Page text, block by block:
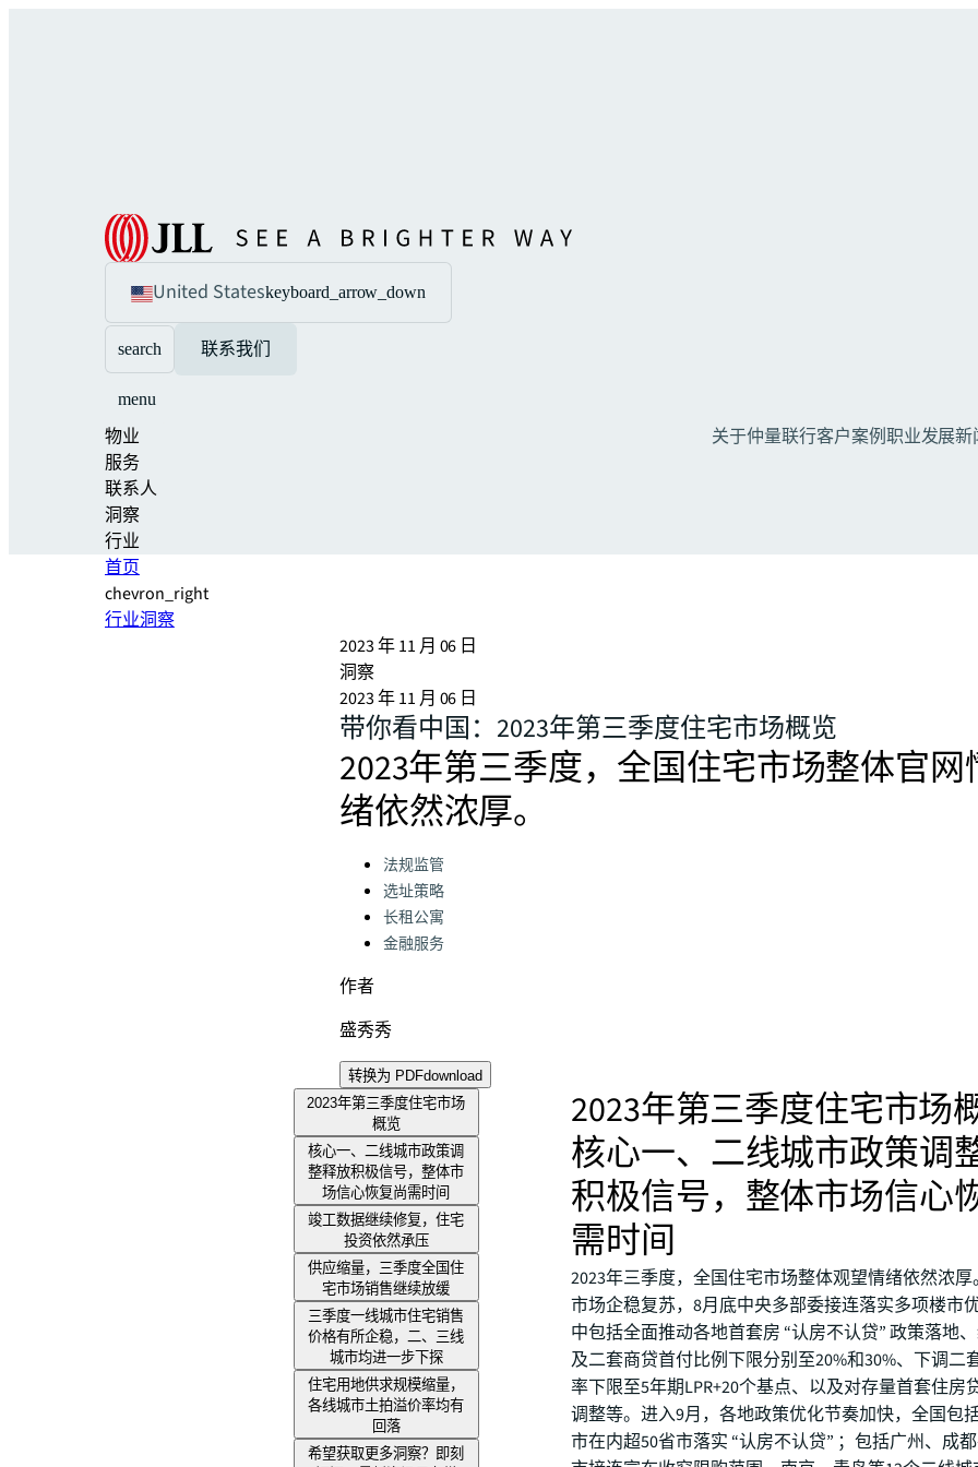
United Stateskeyboard_arrow_down
search 联系我们
menu
物业
服务
联系人
洞察
行业
关于仲量联行客户案例职业发展新
首页
chevron_right
行业洞察
2023 年 11 月 06 日
洞察
2023 年 11 月 06 日
带你看中国：2023年第三季度住宅市场概览
2023年第三季度，全国住宅市场整体官网
绪依然浓厚。
Categories:
法规监管
选址策略
长租公寓
金融服务
作者
盛秀秀
转换为 PDFdownload
2023年第三季度住宅市场
概览
核心一、二线城市政策调
整释放积极信号，整体市
场信心恢复尚需时间
竣工数据继续修复，住宅
投资依然承压
供应缩量，三季度全国住
宅市场销售继续放缓
三季度一线城市住宅销售
价格有所企稳，二、三线
城市均进一步下探
住宅用地供求规模缩量，
各线城市土拍溢价率均有
回落
希望获取更多洞察？即刻
2023年第三季度住宅市场
核心一、二线城市政策调
积极信号，整体市场信心
需时间
2023年三季度，全国住宅市场整体观望情绪依然浓
市场企稳复苏，8月底中央多部委接连落实多项楼市
中包括全面推动各地首套房 “认房不认贷” 政策落地
及二套商贷首付比例下限分别至20%和30%、下调二
率下限至5年期LPR+20个基点、以及对存量首套住房
调整等。进入9月，各地政策优化节奏加快，全国包
市在内超50省市落实 “认房不认贷” ；包括广州、成